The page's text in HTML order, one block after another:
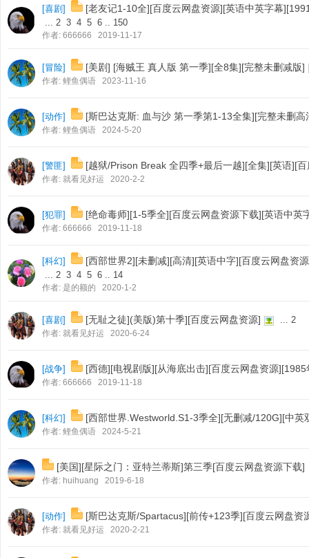
[喜剧 ] [老友记1-10全][百度云网盘资源][英语中英字幕
... 2 3 4 5 6 .. 150
作者: 666666 2019-11-17
[冒险] [美剧] [海贼王 真人版 第一季][全8集][完整未删减版]
作者: 鲤鱼偶语 2023-11-16
[动作] [斯巴达克斯: 血与沙 第一季第1-13全集][完整未删高
作者: 鲤鱼偶语 2024-5-20
[警匪] [越狱/Prison Break 全四季+最后一越][全集][英语][
作者: 就看见好运 2020-2-2
[犯罪] [绝命毒师][1-5季全][百度云网盘资源下载][英语中英
作者: 666666 2019-11-18
[科幻] [西部世界2][未删减][高清][英语中字][百度云网盘资
... 2 3 4 5 6 .. 14
作者: 是的额的 2020-1-2
[喜剧 ] [无耻之徒](美版)第十季][百度云网盘资源] ... 2
作者: 就看见好运 2020-6-24
[战争] [西德][电视剧版][从海底出击][百度云网盘资源][1985
作者: 666666 2019-11-18
[科幻] [西部世界.Westworld.S1-3季全][无删减/120G][中英
作者: 鲤鱼偶语 2024-5-21
[美国][星际之门：亚特兰蒂斯]第三季[百度云网盘资源下载]
作者: huihuang 2019-6-18
[动作] [斯巴达克斯/Spartacus][前传+123季][百度云网盘资
作者: 就看见好运 2020-2-21